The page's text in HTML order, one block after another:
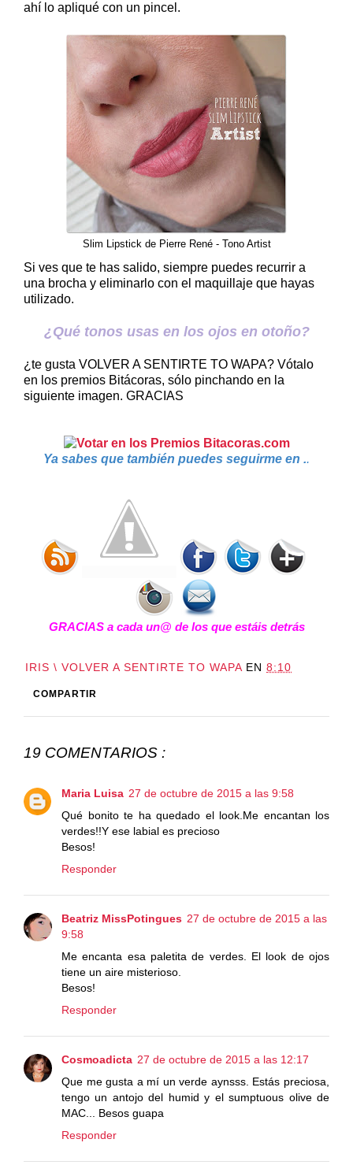
ahí lo apliqué con un pincel.
Slim Lipstick de Pierre René - Tono Artist
Si ves que te has salido, siempre puedes recurrir a
una brocha y eliminarlo con el maquillaje que hayas
utilizado.
¿Qué tonos usas en los ojos en otoño?
¿te gusta VOLVER A SENTIRTE TO WAPA? Vótalo
en los premios Bitácoras, sólo pinchando en la
siguiente imagen. GRACIAS
Ya sabes que también puedes seguirme en ..
GRACIAS a cada un@ de los que estáis detrás
IRIS \ VOLVER A SENTIRTE TO WAPA EN 8:10
COMPARTIR
19 COMENTARIOS :
Maria Luisa 27 de octubre de 2015 a las 9:58
Qué bonito te ha quedado el look.Me encantan los
verdes!!Y ese labial es precioso
Besos!
Responder
Beatriz MissPotingues 27 de octubre de 2015 a las
9:58
Me encanta esa paletita de verdes. El look de ojos
tiene un aire misterioso.
Besos!
Responder
Cosmoadicta 27 de octubre de 2015 a las 12:17
Que me gusta a mí un verde aynsss. Estás preciosa,
tengo un antojo del humid y el sumptuous olive de
MAC... Besos guapa
Responder